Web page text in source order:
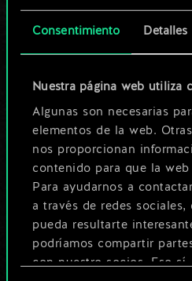
Consentimiento Detalles
Nuestra página web utiliza
Algunas son necesarias
elementos de la web.
nos proporcionan
contenido para que la
Para ayudarnos a
a través de redes
pueda resultarte
podríamos compartir
con nuestro socios. Eso
cartas
¡Pero
ser
Poner nombre a
una guía
O